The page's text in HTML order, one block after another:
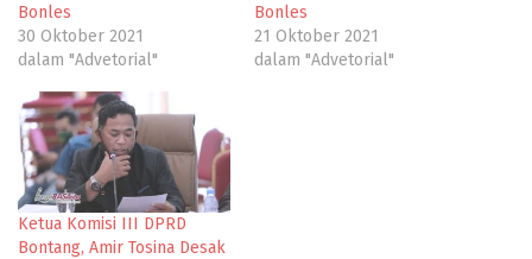
Bonles
30 Oktober 2021
dalam "Advetorial"
Bonles
21 Oktober 2021
dalam "Advetorial"
Ketua Komisi III DPRD
Bontang, Amir Tosina Desak